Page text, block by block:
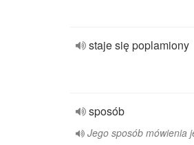
staje się poplamiony
sposób
Jego sposób mówienia